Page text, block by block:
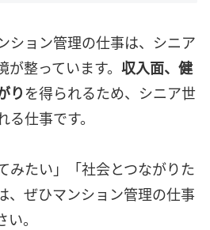
ション管理の仕事は、シニア
整っています。 収入面、健
りを得られるため、シニア世
仕事です。
みたい」「社会とつながりた
、ぜひマンション管理の仕事
。